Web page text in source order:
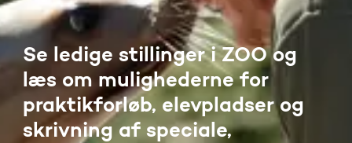
Se ledige stillinger i ZOO og
læs om mulighederne for
praktikforløb, elevpladser og
skrivning af speciale,